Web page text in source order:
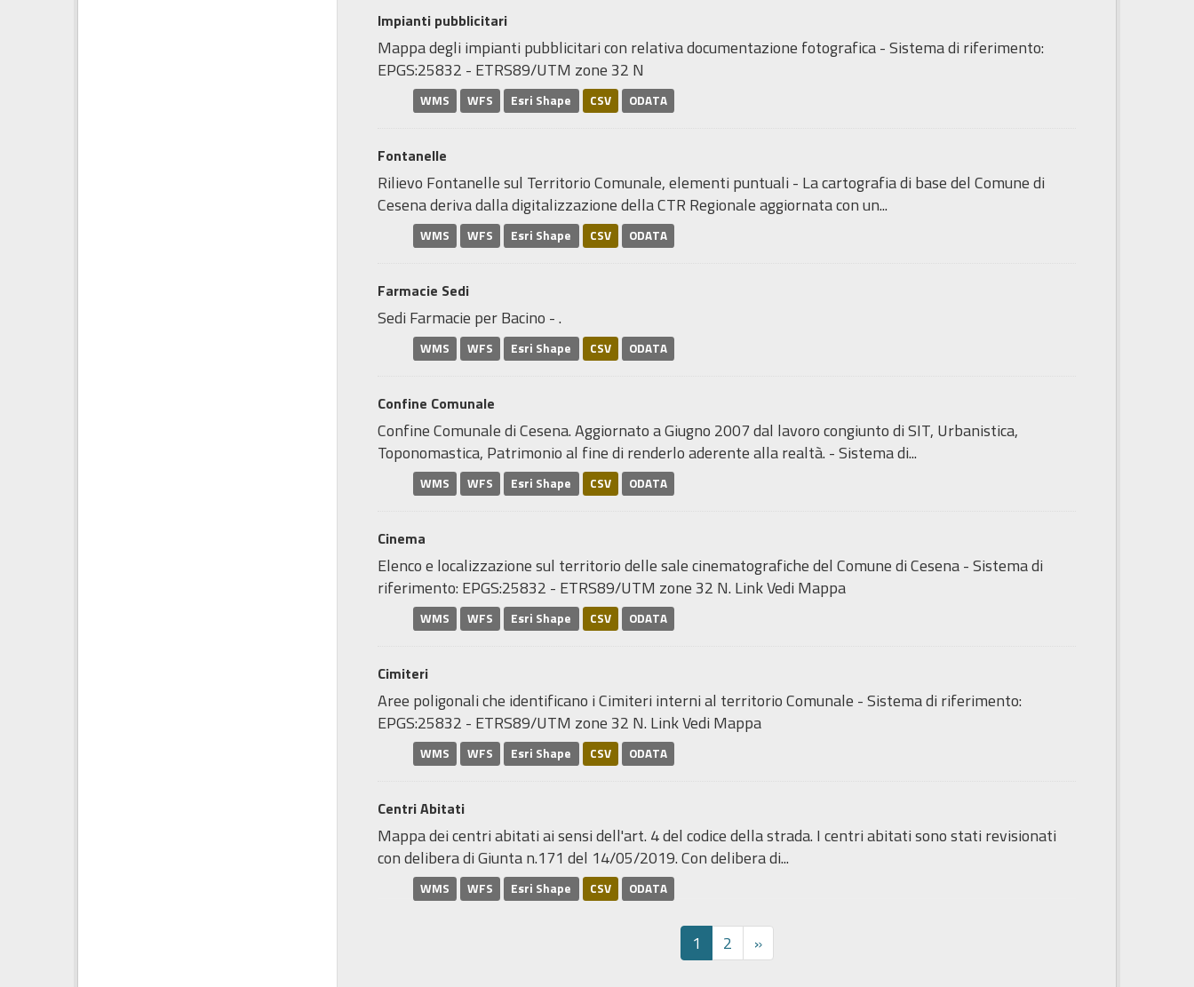
Impianti pubblicitari
Mappa degli impianti pubblicitari con relativa documentazione fotografica - Sistema di riferimento:
EPGS:25832 - ETRS89/UTM zone 32 N
WMS WFS Esri Shape CSV ODATA
Fontanelle
Rilievo Fontanelle sul Territorio Comunale, elementi puntuali - La cartografia di base del Comune di
Cesena deriva dalla digitalizzazione della CTR Regionale aggiornata con un...
WMS WFS Esri Shape CSV ODATA
Farmacie Sedi
Sedi Farmacie per Bacino - .
WMS WFS Esri Shape CSV ODATA
Confine Comunale
Confine Comunale di Cesena. Aggiornato a Giugno 2007 dal lavoro congiunto di SIT, Urbanistica,
Toponomastica, Patrimonio al fine di renderlo aderente alla realtà. - Sistema di...
WMS WFS Esri Shape CSV ODATA
Cinema
Elenco e localizzazione sul territorio delle sale cinematografiche del Comune di Cesena - Sistema di
riferimento: EPGS:25832 - ETRS89/UTM zone 32 N. Link Vedi Mappa
WMS WFS Esri Shape CSV ODATA
Cimiteri
Aree poligonali che identificano i Cimiteri interni al territorio Comunale - Sistema di riferimento:
EPGS:25832 - ETRS89/UTM zone 32 N. Link Vedi Mappa
WMS WFS Esri Shape CSV ODATA
Centri Abitati
Mappa dei centri abitati ai sensi dell'art. 4 del codice della strada. I centri abitati sono stati revisionati
con delibera di Giunta n.171 del 14/05/2019. Con delibera di...
WMS WFS Esri Shape CSV ODATA
1 2 »